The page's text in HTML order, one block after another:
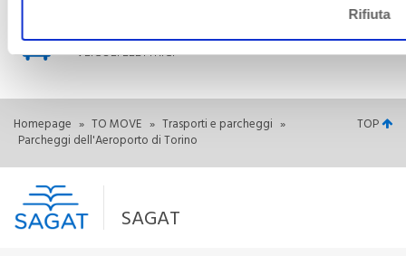
Rifiuta
STAZIONI DI RICARICA
VEICOLI ELETTRICI
Homepage » TO MOVE » Trasporti e parcheggi »
Parcheggi dell'Aeroporto di Torino
TOP
SAGAT